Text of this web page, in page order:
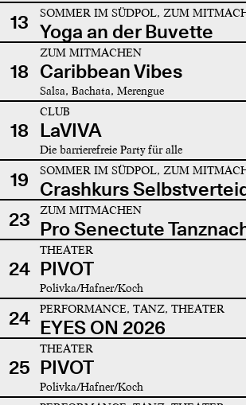
13 SOMMER IM SÜDPOL, ZUM
Yoga an der Buvette
18
ZUM MITMACHEN
Caribbean Vibes
Salsa, Bachata, Merengue
18
CLUB
LaVIVA
Die barrierefreie Party für alle
19 SOMMER IM SÜDPOL, ZUM
Crashkurs
23
ZUM MITMACHEN
Pro Senectute
24
THEATER
PIVOT
Polivka/Hafner/Koch
24 PERFORMANCE, TANZ, THEATER
EYES ON 2026
25
THEATER
PIVOT
Polivka/Hafner/Koch